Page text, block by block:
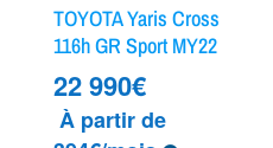
TOYOTA Yaris Cross
116h GR Sport MY22
22 990€
À partir de